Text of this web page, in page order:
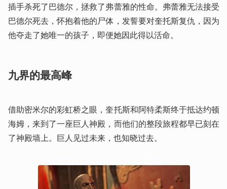
插手杀死了巴德尔，拯救了弗蕾雅的性命。弗蕾雅无法接受
巴德尔死去，怀抱着他的尸体，发誓要对奎托斯复仇，因为
他夺走了她唯一的孩子，即便她因此得以活命。
九界的最高峰
借助密米尔的彩虹桥之眼，奎托斯和阿特柔斯终于抵达约顿
海姆，来到了一座巨人神殿，而他们的整段旅程都早已刻在
了神殿墙上。巨人见过未来，也知晓过去。